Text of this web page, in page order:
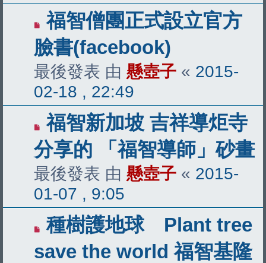
福智僧團正式設立官方
臉書(facebook)
最後發表 由 懸壺子 « 2015-
02-18 , 22:49
福智新加坡 吉祥導炬寺
分享的 「福智導師」砂畫
最後發表 由 懸壺子 « 2015-
01-07 , 9:05
種樹護地球 Plant tree
save the world 福智基隆